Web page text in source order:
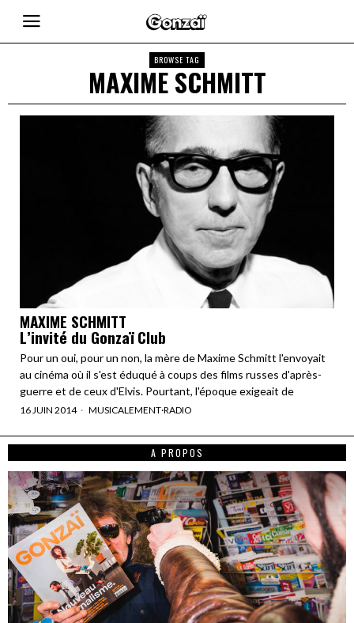
BROWSE TAG
MAXIME SCHMITT
MAXIME SCHMITT
L’invité du Gonzaï Club
Pour un oui, pour un non, la mère de Maxime Schmitt l'envoyait
au cinéma où il s'est éduqué à coups des films russes d'après-
guerre et de ceux d'Elvis. Pourtant, l'époque exigeait de
16 JUIN 2014 MUSICALEMENT·RADIO
A PROPOS